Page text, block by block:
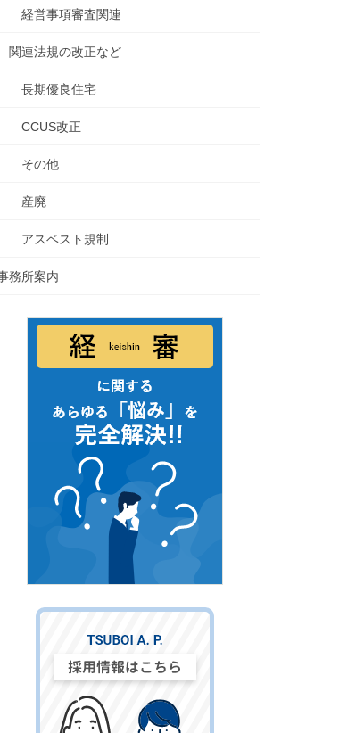
経営事項審査関連
関連法規の改正など
長期優良住宅
CCUS改正
その他
産廃
アスベスト規制
務所案内